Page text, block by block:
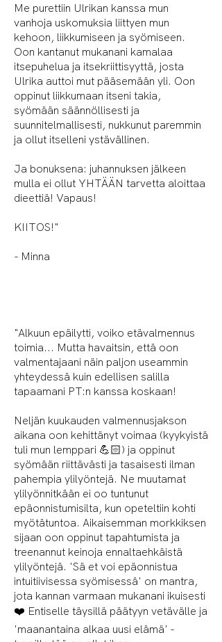
Me purettiin Ulrikan kanssa mun
vanhoja uskomuksia liittyen mun
kehoon, liikkumiseen ja syömiseen.
Oon kantanut mukanani kamalaa
itsepuhelua ja itsekriittisyyttä, josta
Ulrika auttoi mut pääsemään yli. Oon
oppinut liikkumaan itseni takia,
syömään säännöllisesti ja
suunnitelmallisesti, nukkunut paremmin
ja ollut itselleni ystävällinen.
Ja bonuksena: juhannuksen jälkeen
mulla ei ollut YHTÄÄN tarvetta aloittaa
dieettiä! Vapaus!
KIITOS!"
- Minna
"Alkuun epäilytti, voiko etävalmennus
toimia... Mutta havaitsin, että oon
valmentajaani näin paljon useammin
yhteydessä kuin edellisen salilla
tapaamani PT:n kanssa koskaan!
Neljän kuukauden valmennusjakson
aikana oon kehittänyt voimaa (kyykyistä
tuli mun lemppari 💪🏻) ja oppinut
syömään riittävästi ja tasaisesti ilman
pahempia ylilyöntejä. Ne muutamat
ylilyönnitkään ei oo tuntunut
epäonnistumisilta, kun opeteltiin kohti
myötätuntoa. Aikaisemman morkkiksen
sijaan oon oppinut tapahtumista ja
treenannut keinoja ennaltaehkäistä
ylilyöntejä. 'Sä et voi epäonnistua
intuitiivisessa syömisessä' on mantra,
jota kannan varmaan mukanani ikuisesti
❤️ Entiselle täysillä päätyyn vetävälle ja
'maanantaina alkaa uusi elämä' -